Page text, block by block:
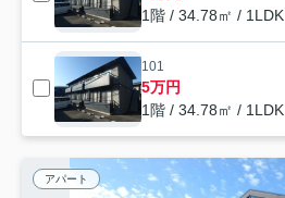
1階 / 34.78㎡ / 1LDK
101
5万円
1階 / 34.78㎡ / 1LDK
アパート